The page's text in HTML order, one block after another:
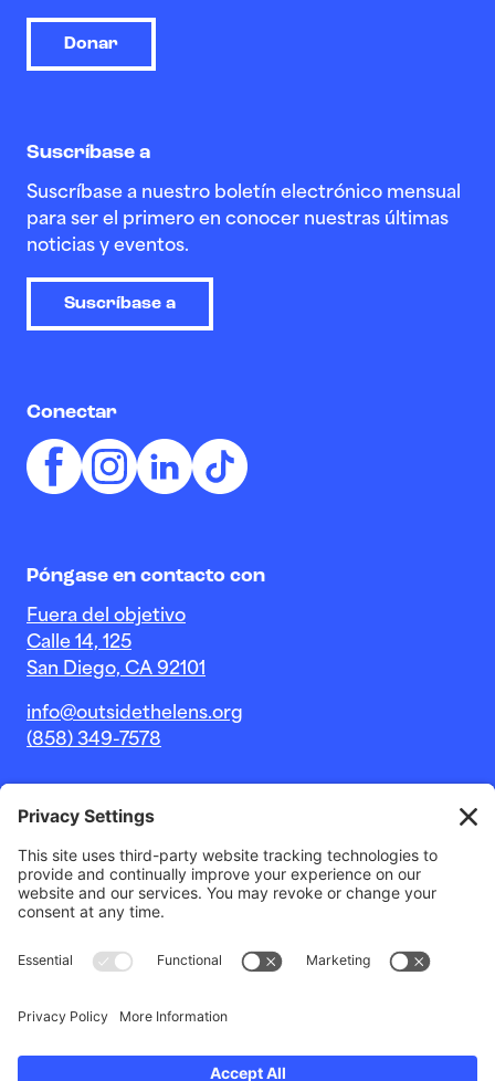
Donar
Suscríbase a
Suscríbase a nuestro boletín electrónico mensual
para ser el primero en conocer nuestras últimas
noticias y eventos.
Suscríbase a
Conectar
Póngase en contacto con
Fuera del objetivo
Calle 14, 125
San Diego, CA 92101
info@outsidethelens.org
(858) 349-7578
© 2026 Outside The Lens, una organización sin fines de
lucro 501c(3).
Sitio web de